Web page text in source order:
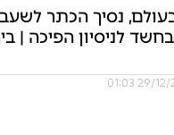
נסיך הכתר